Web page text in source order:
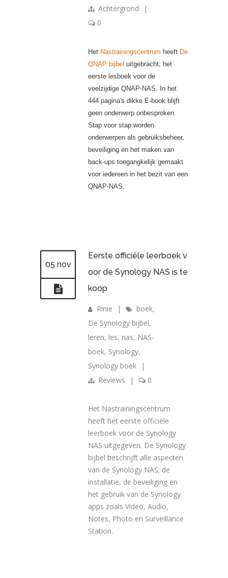
Achtergrond
|
0
Het Nastrainingscentrum heeft De
QNAP bijbel uitgebracht; het
eerste lesboek voor de
veelzijdige QNAP-NAS. In het
444 pagina's dikke E-book blijft
geen onderwerp onbesproken.
Stap voor stap worden
onderwerpen als gebruiksbeheer,
beveiliging en het maken van
back-ups toegangkelijk gemaakt
voor iedereen in het bezit van een
QNAP-NAS.
05 nov
Eerste officiële leerboek v
oor de Synology NAS is te
koop
Rinie | boek,
De Synology bijbel,
leren, les, nas, NAS-
boek, Synology,
Synology boek
|
Reviews
| 0
Het Nastrainingscentrum
heeft het eerste officiële
leerboek voor de Synology
NAS uitgegeven. De Synology
bijbel beschrijft alle aspecten
van de Synology NAS; de
installatie, de beveiliging en
het gebruik van de Synology
apps zoals Video, Audio,
Notes, Photo en Surveillance
Station.